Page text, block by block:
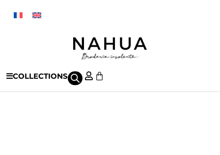
COLLECTIONS